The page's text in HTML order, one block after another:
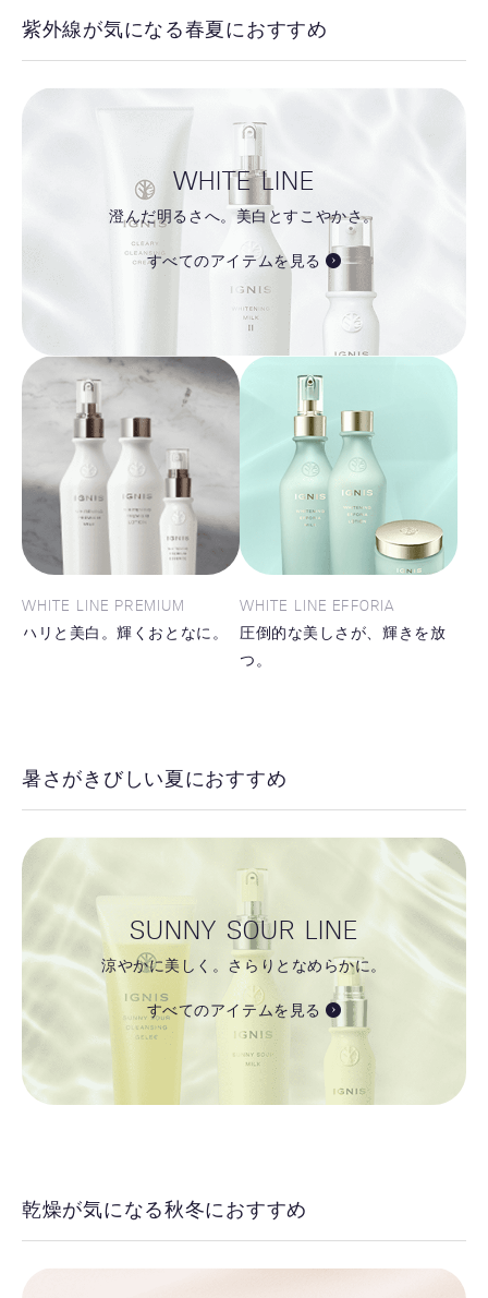
紫外線が気になる春夏におすすめ
WHITE LINE
澄んだ明るさへ。美白とすこやかさ。
すべてのアイテムを見る
WHITE LINE PREMIUM
ハリと美白。輝くおとなに。
WHITE LINE EFFORIA
圧倒的な美しさが、輝きを放
つ。
暑さがきびしい夏におすすめ
SUNNY SOUR LINE
涼やかに美しく。さらりとなめらかに。
すべてのアイテムを見る
乾燥が気になる秋冬におすすめ